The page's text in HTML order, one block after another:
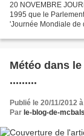
20 NOVEMBRE
1995 que le
'Journée Mondiale de
Météo dans
.........
Publié le 20/11/2012
Par le-blog-de-